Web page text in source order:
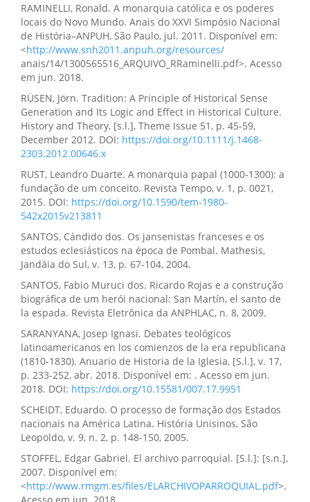
RAMINELLI, Ronald. A monarquia católica e os poderes
locais do Novo Mundo. Anais do XXVI Simpósio Nacional
de História–ANPUH, São Paulo, jul. 2011. Disponível em:
<http://www.snh2011.anpuh.org/resources/
anais/14/1300565516_ARQUIVO_RRaminelli.pdf>. Acesso
em jun. 2018.
RÜSEN, Jörn. Tradition: A Principle of Historical Sense
Generation and Its Logic and Effect in Historical Culture.
History and Theory, [s.l.], Theme Issue 51, p. 45-59,
December 2012. DOI: https://doi.org/10.1111/j.1468-
2303.2012.00646.x
RUST, Leandro Duarte. A monarquia papal (1000-1300): a
fundação de um conceito. Revista Tempo, v. 1, p. 0021,
2015. DOI: https://doi.org/10.1590/tem-1980-
542x2015v213811
SANTOS, Cándido dos. Os jansenistas franceses e os
estudos eclesiásticos na época de Pombal. Mathesis,
Jandáia do Sul, v. 13, p. 67-104, 2004.
SANTOS, Fabio Muruci dos. Ricardo Rojas e a construção
biográfica de um herói nacional: San Martín, el santo de
la espada. Revista Eletrônica da ANPHLAC, n. 8, 2009.
SARANYANA, Josep Ignasi. Debates teológicos
latinoamericanos en los comienzos de la era republicana
(1810-1830). Anuario de Historia de la Iglesia, [S.l.], v. 17,
p. 233-252, abr. 2018. Disponível em: . Acesso em jun.
2018. DOI: https://doi.org/10.15581/007.17.9951
SCHEIDT, Eduardo. O processo de formação dos Estados
nacionais na América Latina. História Unisinos, São
Leopoldo, v. 9, n. 2, p. 148-150, 2005.
STOFFEL, Edgar Gabriel. El archivo parroquial. [S.l.]: [s.n.],
2007. Disponível em:
<http://www.rmgm.es/files/ELARCHIVOPARROQUIAL.pdf>.
Acesso em jun. 2018.